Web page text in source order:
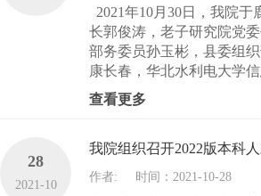
2021年10月30日，我院
长郭俊涛，老子研究院党
部务委员孙玉彬，县委组
康长春，华北水利电大学
查看更多
28
2021-10
我院组织召开2022版本科
作者: 时间：2021-10-28